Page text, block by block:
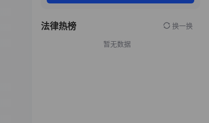
法律热榜 换一换
暂无数据